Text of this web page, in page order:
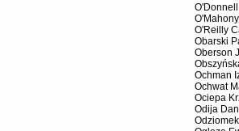
O'Reilly
Obarski
Oberson
Ochman
Ochwat
Ociepa
Odija